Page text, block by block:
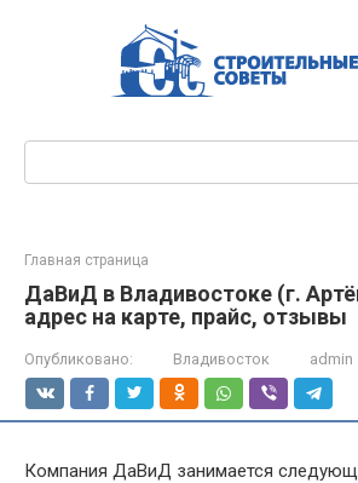
Главная страница
ДаВиД в Владивостоке (г.
адрес на карте, прайс, отзывы
Опубликовано: Владивосток admin
Компания ДаВиД занимается